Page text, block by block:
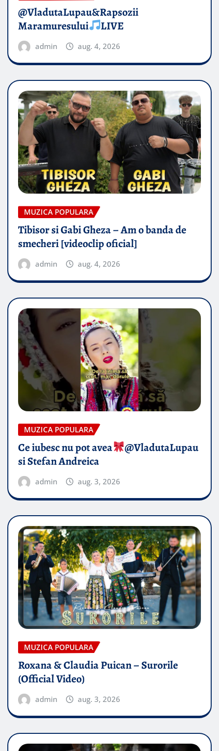
@VladutaLupau&Rapsozii
Maramuresului
LIVE
admin aug. 4, 2026
MUZICA POPULARA
Tibisor si Gabi Gheza – Am o banda de
smecheri [videoclip oficial]
admin aug. 4, 2026
MUZICA POPULARA
Ce iubesc nu pot avea
​@VladutaLupau
si Stefan Andreica
admin aug. 3, 2026
MUZICA POPULARA
Roxana & Claudia Puican – Surorile
(Official Video)
admin aug. 3, 2026